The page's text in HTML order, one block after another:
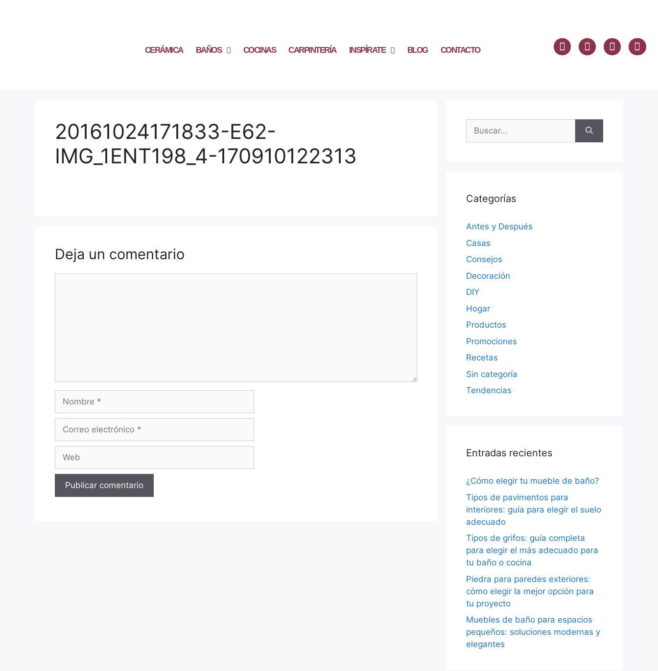
CERÁMICA BAÑOS COCINAS CARPINTERÍA INSPÍRATE BLOG CONTACTO
20161024171833-E62-
IMG_1ENT198_4-170910122313
Deja un comentario
Categorías
Antes y Después
Casas
Consejos
Decoración
DIY
Hogar
Productos
Promociones
Recetas
Sin categoría
Tendencias
Entradas recientes
¿Cómo elegir tu mueble de baño?
Tipos de pavimentos para
interiores: guía para elegir el suelo
adecuado
Tipos de grifos: guía completa
para elegir el más adecuado para
tu baño o cocina
Piedra para paredes exteriores:
cómo elegir la mejor opción para
tu proyecto
Muebles de baño para espacios
pequeños: soluciones modernas y
elegantes